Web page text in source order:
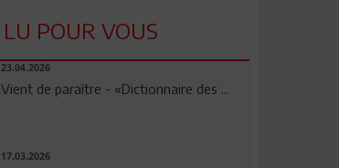
LU POUR VOUS
23.04.2026
Vient de paraître - «Dictionnaire des ...
17.03.2026